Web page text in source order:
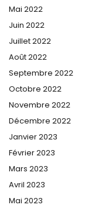
Mai 2022
Juin 2022
Juillet 2022
Août 2022
Septembre 2022
Octobre 2022
Novembre 2022
Décembre 2022
Janvier 2023
Février 2023
Mars 2023
Avril 2023
Mai 2023